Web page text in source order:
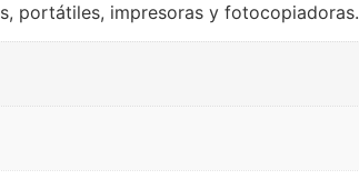
portátiles, impresoras y fotocopiadoras.